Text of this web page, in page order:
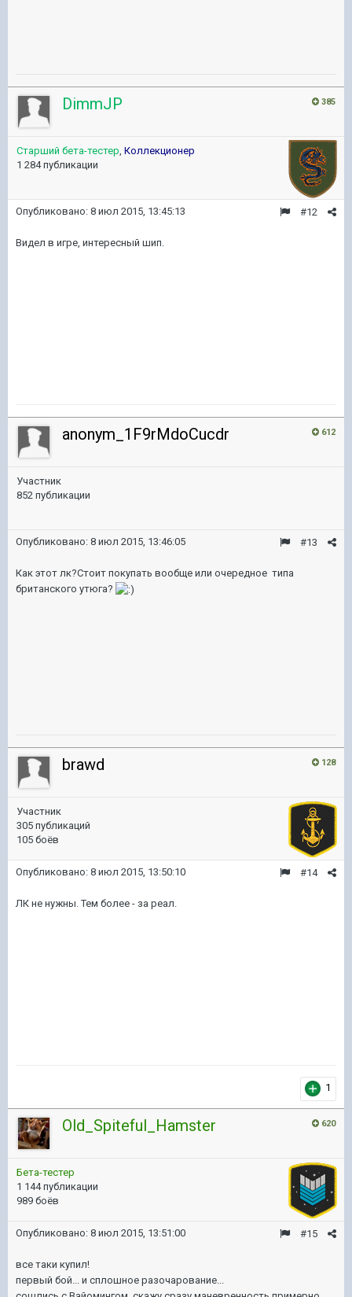
385
DimmJP
Старший бета-тестер, Коллекционер
1 284 публикации
#12
Опубликовано: 8 июл 2015, 13:45:13
Видел в игре, интересный шип.
612
anonym_1F9rMdoCucdr
Участник
852 публикации
#13
Опубликовано: 8 июл 2015, 13:46:05
Как этот лк?Стоит покупать вообще или очередное типа
британского утюга?
128
brawd
Участник
305 публикаций
105 боёв
#14
Опубликовано: 8 июл 2015, 13:50:10
ЛК не нужны. Тем более - за реал.
1
620
Old_Spiteful_Hamster
Бета-тестер
1 144 публикации
989 боёв
#15
Опубликовано: 8 июл 2015, 13:51:00
все таки купил!
первый бой... и сплошное разочарование...